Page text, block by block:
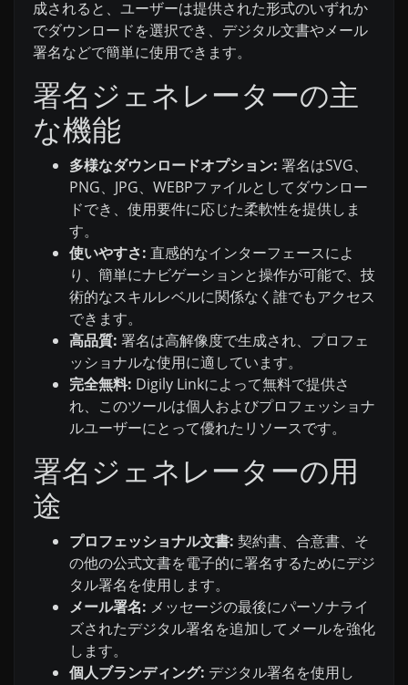
成されると、ユーザーは提供された形式のいずれか
でダウンロードを選択でき、デジタル文書やメール
署名などで簡単に使用できます。
署名ジェネレーターの主
な機能
多様なダウンロードオプション: 署名はSVG、
PNG、JPG、WEBPファイルとしてダウンロー
ドでき、使用要件に応じた柔軟性を提供しま
す。
使いやすさ: 直感的なインターフェースによ
り、簡単にナビゲーションと操作が可能で、技
術的なスキルレベルに関係なく誰でもアクセス
できます。
高品質: 署名は高解像度で生成され、プロフェ
ッショナルな使用に適しています。
完全無料: Digily Linkによって無料で提供さ
れ、このツールは個人およびプロフェッショナ
ルユーザーにとって優れたリソースです。
署名ジェネレーターの用
途
プロフェッショナル文書: 契約書、合意書、そ
の他の公式文書を電子的に署名するためにデジ
タル署名を使用します。
メール署名: メッセージの最後にパーソナライ
ズされたデジタル署名を追加してメールを強化
します。
個人ブランディング: デジタル署名を使用し